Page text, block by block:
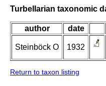
Turbellarian taxonomic
author date
Steinböck O 1932
Return to taxon listing